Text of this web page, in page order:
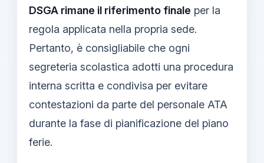
DSGA rimane il riferimento finale per la
regola applicata nella propria sede.
Pertanto, è consigliabile che ogni
segreteria scolastica adotti una procedura
interna scritta e condivisa per evitare
contestazioni da parte del personale ATA
durante la fase di pianificazione del piano
ferie.